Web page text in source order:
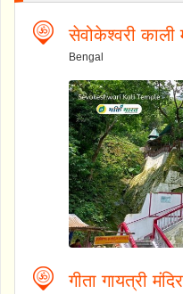
सेवोकेश्वरी काली
Bengal
गीता गायत्री मंदिर